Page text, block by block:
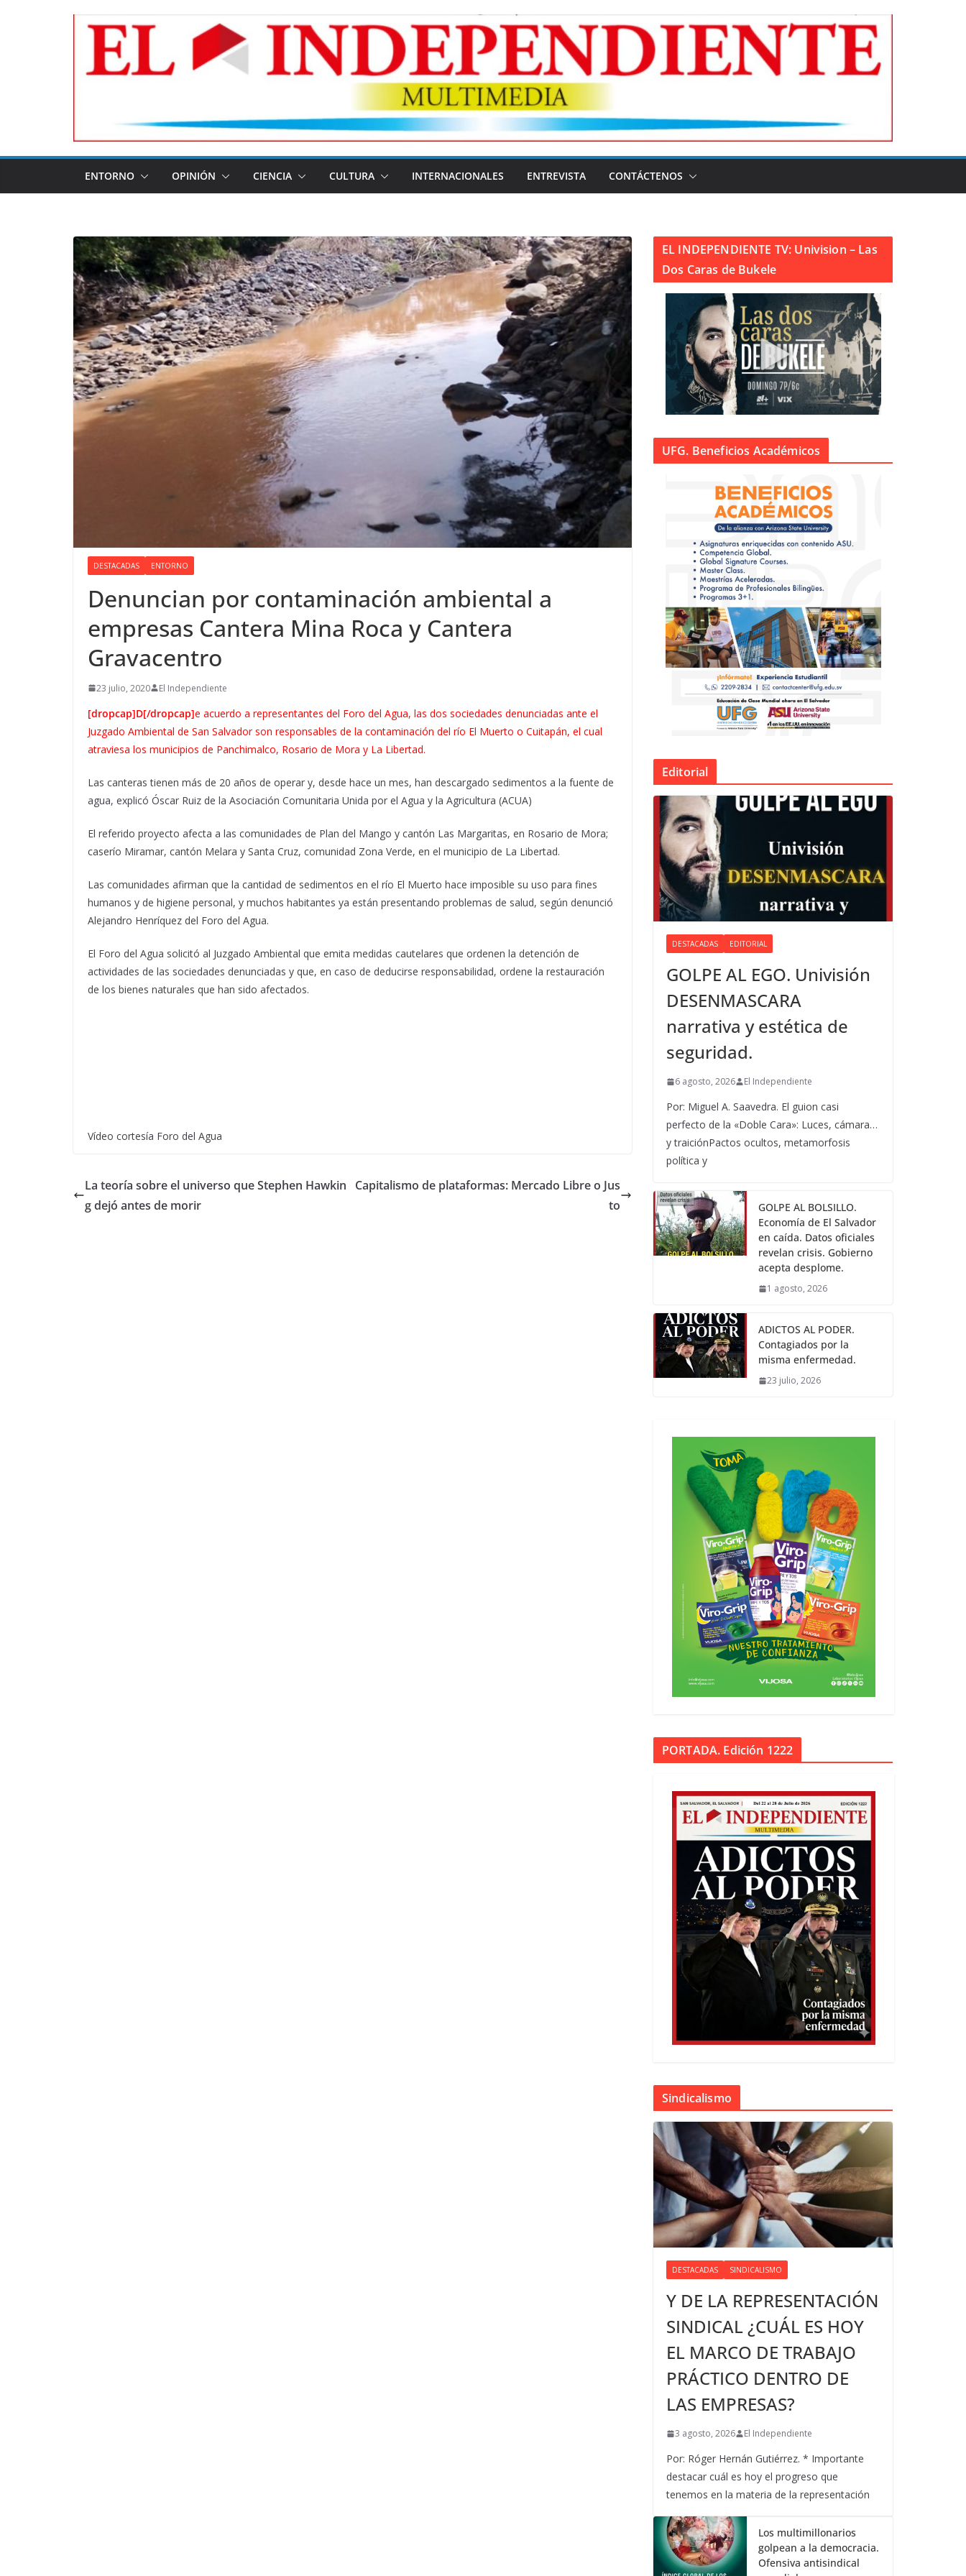
ENTORNO OPINIÓN CIENCIA CULTURA INTERNACIONALES ENTREVISTA CONTÁCTENOS
DESTACADAS ENTORNO
Denuncian por contaminación ambiental a
empresas Cantera Mina Roca y Cantera
Gravacentro
23 julio, 2020 El Independiente
[dropcap]D[/dropcap]e acuerdo a representantes del Foro del Agua, las dos sociedades denunciadas ante el
Juzgado Ambiental de San Salvador son responsables de la contaminación del río El Muerto o Cuitapán, el cual
atraviesa los municipios de Panchimalco, Rosario de Mora y La Libertad.
Las canteras tienen más de 20 años de operar y, desde hace un mes, han descargado sedimentos a la fuente de
agua, explicó Óscar Ruiz de la Asociación Comunitaria Unida por el Agua y la Agricultura (ACUA)
El referido proyecto afecta a las comunidades de Plan del Mango y cantón Las Margaritas, en Rosario de Mora;
caserío Miramar, cantón Melara y Santa Cruz, comunidad Zona Verde, en el municipio de La Libertad.
Las comunidades afirman que la cantidad de sedimentos en el río El Muerto hace imposible su uso para fines
humanos y de higiene personal, y muchos habitantes ya están presentando problemas de salud, según denunció
Alejandro Henríquez del Foro del Agua.
El Foro del Agua solicitó al Juzgado Ambiental que emita medidas cautelares que ordenen la detención de
actividades de las sociedades denunciadas y que, en caso de deducirse responsabilidad, ordene la restauración
de los bienes naturales que han sido afectados.
Vídeo cortesía Foro del Agua
La teoría sobre el universo que Stephen Hawkin
g dejó antes de morir
Capitalismo de plataformas: Mercado Libre o Jus
to
EL INDEPENDIENTE TV: Univision – Las
Dos Caras de Bukele
UFG. Beneficios Académicos
Editorial
DESTACADAS EDITORIAL
GOLPE AL EGO. Univisión
DESENMASCARA
narrativa y estética de
seguridad.
6 agosto, 2026 El Independiente
Por: Miguel A. Saavedra. El guion casi
perfecto de la «Doble Cara»: Luces, cámara…
y traiciónPactos ocultos, metamorfosis
política y
GOLPE AL BOLSILLO.
Economía de El Salvador
en caída. Datos oficiales
revelan crisis. Gobierno
acepta desplome.
1 agosto, 2026
ADICTOS AL PODER.
Contagiados por la
misma enfermedad.
23 julio, 2026
PORTADA. Edición 1222
Sindicalismo
DESTACADAS SINDICALISMO
Y DE LA REPRESENTACIÓN
SINDICAL ¿CUÁL ES HOY
EL MARCO DE TRABAJO
PRÁCTICO DENTRO DE
LAS EMPRESAS?
3 agosto, 2026 El Independiente
Por: Róger Hernán Gutiérrez. * Importante
destacar cuál es hoy el progreso que
tenemos en la materia de la representación
Los multimillonarios
golpean a la democracia.
Ofensiva antisindical